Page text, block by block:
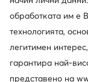
Guess
Чизми · Черен
обработката им е
технологията,
легитимен
гарантира най-
представено на